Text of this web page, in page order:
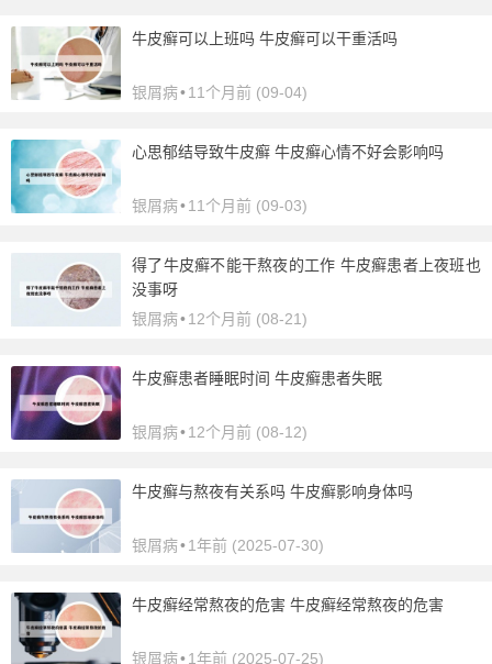
牛皮癣可以上班吗 牛皮癣可以干重活吗
银屑病•11个月前 (09-04)
心思郁结导致牛皮癣 牛皮癣心情不好会影响吗
银屑病•11个月前 (09-03)
得了牛皮癣不能干熬夜的工作 牛皮癣患者上夜班也
没事呀
银屑病•12个月前 (08-21)
牛皮癣患者睡眠时间 牛皮癣患者失眠
银屑病•12个月前 (08-12)
牛皮癣与熬夜有关系吗 牛皮癣影响身体吗
银屑病•1年前 (2025-07-30)
牛皮癣经常熬夜的危害 牛皮癣经常熬夜的危害
银屑病•1年前 (2025-07-25)